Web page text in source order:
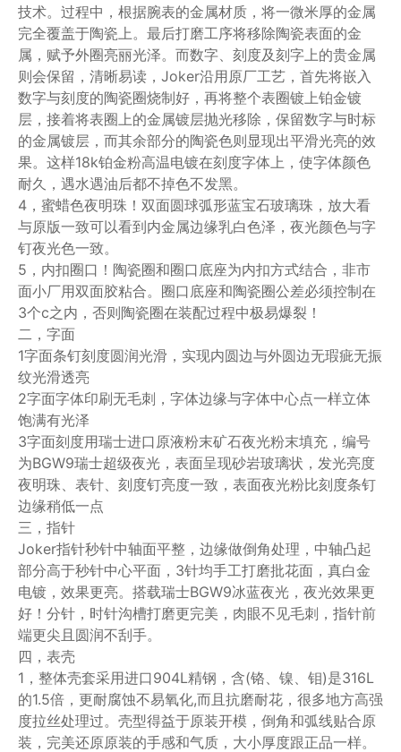
技术。过程中，根据腕表的金属材质，将一微米厚的金属
完全覆盖于陶瓷上。最后打磨工序将移除陶瓷表面的金
属，赋予外圈亮丽光泽。而数字、刻度及刻字上的贵金属
则会保留，清晰易读，Joker沿用原厂工艺，首先将嵌入
数字与刻度的陶瓷圈烧制好，再将整个表圈镀上铂金镀
层，接着将表圈上的金属镀层抛光移除，保留数字与时标
的金属镀层，而其余部分的陶瓷色则显现出平滑光亮的效
果。这样18k铂金粉高温电镀在刻度字体上，使字体颜色
耐久，遇水遇油后都不掉色不发黑。
4，蜜蜡色夜明珠！双面圆球弧形蓝宝石玻璃珠，放大看
与原版一致可以看到内金属边缘乳白色泽，夜光颜色与字
钉夜光色一致。
5，内扣圈口！陶瓷圈和圈口底座为内扣方式结合，非市
面小厂用双面胶粘合。圈口底座和陶瓷圈公差必须控制在
3个c之内，否则陶瓷圈在装配过程中极易爆裂！
二，字面
1字面条钉刻度圆润光滑，实现内圆边与外圆边无瑕疵无振
纹光滑透亮
2字面字体印刷无毛刺，字体边缘与字体中心点一样立体
饱满有光泽
3字面刻度用瑞士进口原液粉末矿石夜光粉末填充，编号
为BGW9瑞士超级夜光，表面呈现砂岩玻璃状，发光亮度
夜明珠、表针、刻度钉亮度一致，表面夜光粉比刻度条钉
边缘稍低一点
三，指针
Joker指针秒针中轴面平整，边缘做倒角处理，中轴凸起
部分高于秒针中心平面，3针均手工打磨批花面，真白金
电镀，效果更亮。搭载瑞士BGW9冰蓝夜光，夜光效果更
好！分针，时针沟槽打磨更完美，肉眼不见毛刺，指针前
端更尖且圆润不刮手。
四，表壳
1，整体壳套采用进口904L精钢，含(铬、镍、钼)是316L
的1.5倍，更耐腐蚀不易氧化,而且抗磨耐花，很多地方高强
度拉丝处理过。壳型得益于原装开模，倒角和弧线贴合原
装，完美还原原装的手感和气质，大小厚度跟正品一样。